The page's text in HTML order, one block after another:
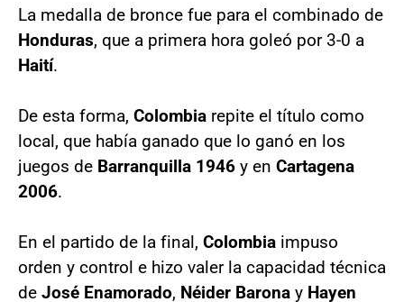
La medalla de bronce fue para el combinado de
Honduras, que a primera hora goleó por 3-0 a
Haití.
De esta forma, Colombia repite el título como
local, que había ganado que lo ganó en los
juegos de Barranquilla 1946 y en Cartagena
2006.
En el partido de la final, Colombia impuso
orden y control e hizo valer la capacidad técnica
de José Enamorado, Néider Barona y Hayen